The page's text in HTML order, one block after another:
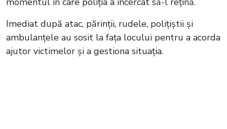
Imediat după atac, părinții, rudele, polițiștii și
ambulanțele au sosit la fața locului pentru a acorda
ajutor victimelor și a gestiona situația.